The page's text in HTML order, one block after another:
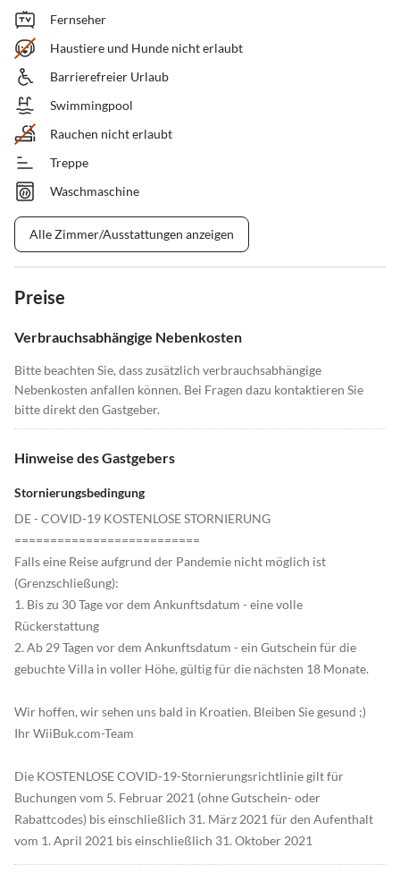
Fernseher
Haustiere und Hunde nicht erlaubt
Barrierefreier Urlaub
Swimmingpool
Rauchen nicht erlaubt
Treppe
Waschmaschine
Alle Zimmer/Ausstattungen anzeigen
Preise
Verbrauchsabhängige Nebenkosten
Bitte beachten Sie, dass zusätzlich verbrauchsabhängige
Nebenkosten anfallen können. Bei Fragen dazu kontaktieren Sie
bitte direkt den Gastgeber.
Hinweise des Gastgebers
Stornierungsbedingung
DE - COVID-19 KOSTENLOSE STORNIERUNG
==========================
Falls eine Reise aufgrund der Pandemie nicht möglich ist
(Grenzschließung):
1. Bis zu 30 Tage vor dem Ankunftsdatum - eine volle
Rückerstattung
2. Ab 29 Tagen vor dem Ankunftsdatum - ein Gutschein für die
gebuchte Villa in voller Höhe, gültig für die nächsten 18 Monate.
Wir hoffen, wir sehen uns bald in Kroatien. Bleiben Sie gesund ;)
Ihr WiiBuk.com-Team
Die KOSTENLOSE COVID-19-Stornierungsrichtlinie gilt für
Buchungen vom 5. Februar 2021 (ohne Gutschein- oder
Rabattcodes) bis einschließlich 31. März 2021 für den Aufenthalt
vom 1. April 2021 bis einschließlich 31. Oktober 2021